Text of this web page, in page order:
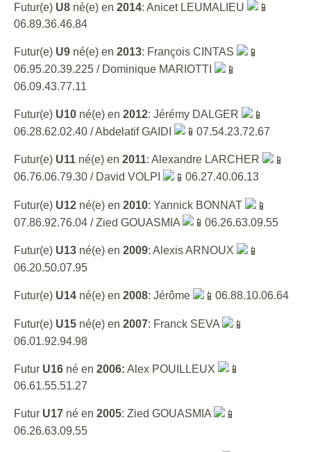
Futur(e) U8 né(e) en 2014: Anicet LEUMALIEU
06.89.36.46.84
Futur(e) U9 né(e) en 2013: François CINTAS
06.95.20.39.225 / Dominique MARIOTTI
06.09.43.77.11
Futur(e) U10 né(e) en 2012: Jérémy DALGER
06.28.62.02.40 / Abdelatif GAIDI
07.54.23.72.67
Futur(e) U11 né(e) en 2011: Alexandre LARCHER
06.76.06.79.30 / David VOLPI
06.27.40.06.13
Futur(e) U12 né(e) en 2010: Yannick BONNAT
07.86.92.76.04 / Zied GOUASMIA
06.26.63.09.55
Futur(e) U13 né(e) en 2009: Alexis ARNOUX
06.20.50.07.95
Futur(e) U14 né(e) en 2008: Jérôme 06.88.10.06.64
Futur(e) U15 né(e) en 2007: Franck SEVA
06.01.92.94.98
Futur U16 né en 2006: Alex POUILLEUX
06.61.55.51.27
Futur U17 né en 2005: Zied GOUASMIA
06.26.63.09.55